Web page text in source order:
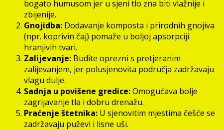
bogato humusom jer u sjeni tlo zna biti vlažnije i
zbijenije.
Gnojidba: Dodavanje komposta i prirodnih gnojiva
(npr. koprivin čaj) pomaže u boljoj apsorpciji
hranjivih tvari.
Zalijevanje: Budite oprezni s pretjeranim
zalijevanjem, jer polusjenovita područja zadržavaju
vlagu dulje.
Sadnja u povišene gredice:Omogućava bolje
zagrijavanje tla i dobru drenažu.
Praćenje štetnika: U sjenovitim mjestima češće se
zadržavaju puževi i lisne uši.